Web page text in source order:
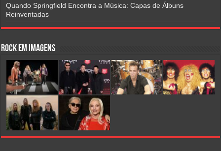
Quando Springfield Encontra a Música: Capas de Álbuns
Reinventadas
Rock em Imagens